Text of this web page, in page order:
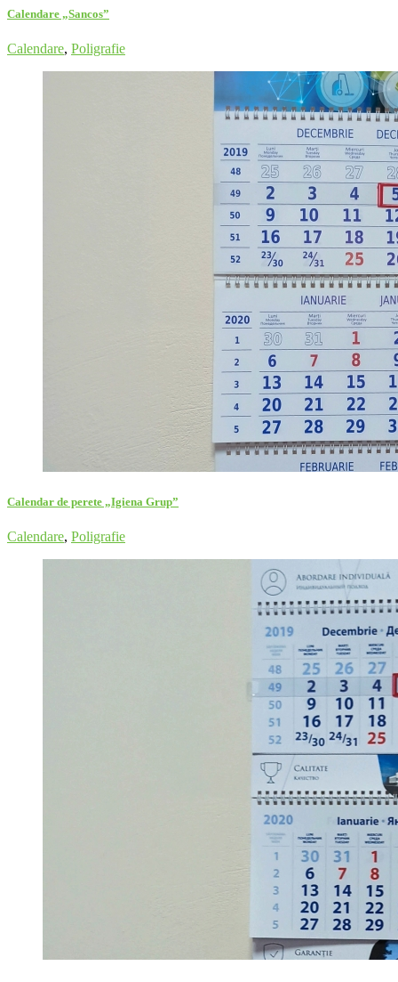
Calendare „Sancos”
Calendare, Poligrafie
Calendar de perete „Igiena Grup”
Calendare, Poligrafie